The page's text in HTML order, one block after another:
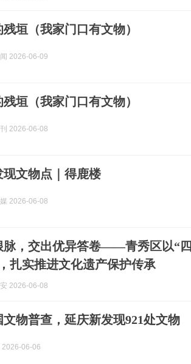
垣（我家门口有文物）
2026-06-09
垣（我家门口有文物）
2026-06-08
现文物点｜得鹿楼
2026-06-08
脉，交出优异答卷——青秀区以“四
扎实推进文化遗产保护传承
2026-06-08
物普查，延庆新发现921处文物
2026-06-06